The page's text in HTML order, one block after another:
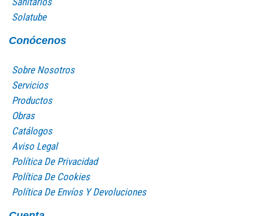
Solatube
Conócenos
Sobre Nosotros
Servicios
Productos
Obras
Catálogos
Aviso Legal
Política De Privacidad
Política De Cookies
Política De Envíos Y Devoluciones